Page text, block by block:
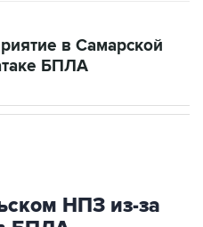
в Самарской
БПЛА
НПЗ из-за